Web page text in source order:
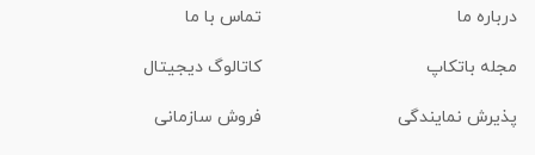
درباره ما تماس با ما
مجله باتکاپ کاتالوگ دیجیتال
پذیرش نمایندگی فروش سازمانی